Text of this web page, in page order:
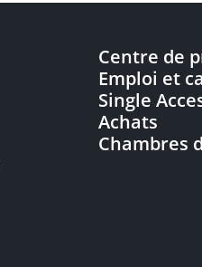
Centre de
Emploi et
Single
Achats
Chambres